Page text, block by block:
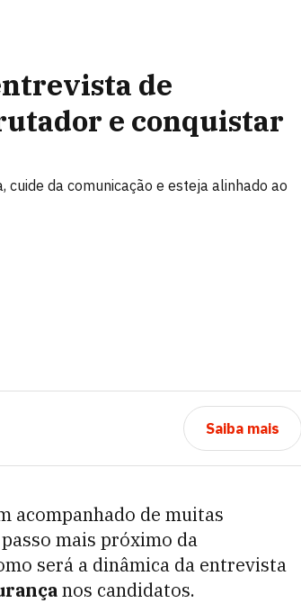
de
e conquistar
da comunicação e esteja alinhado ao
Saiba mais
acompanhado de muitas
mais próximo da
será a dinâmica da entrevista
nos candidatos.